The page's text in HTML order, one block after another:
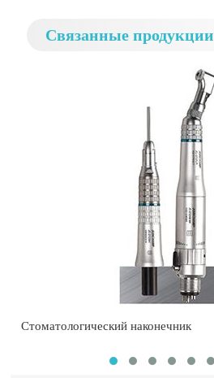
Связанные продукции
Стоматологический наконечник